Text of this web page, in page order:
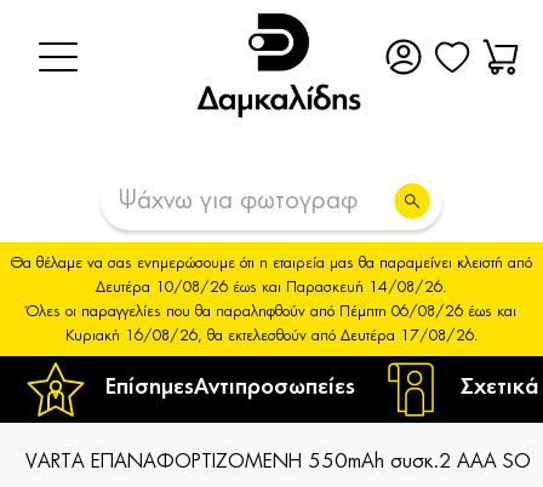
ΕπίσημεςΑντιπροσωπείες
Θα θέλαμε να σας ενημερώσουμε ότι η εταιρεία μας θα παραμείνει κλειστή από
Δευτέρα 10/08/26 έως και Παρασκευή 14/08/26.
Όλες οι παραγγελίες που θα παραληφθούν από Πέμπτη 06/08/26 έως και
Κυριακή 16/08/26, θα εκτελεσθούν από Δευτέρα 17/08/26.
VARTA ΕΠΑΝΑΦΟΡΤΙΖΟΜΕΝΗ 550mAh συσκ.2 AAA